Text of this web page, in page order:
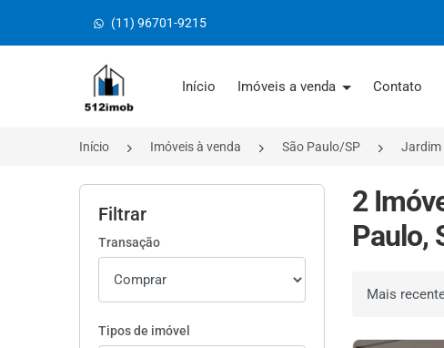
(11) 96701-9215
Página inicial
Início Imóveis a venda Contato
Início Imóveis à venda São Paulo/SP Jardim
Filtrar
Transação
Tipos de imóvel
2
Paulo,
Ordenar por